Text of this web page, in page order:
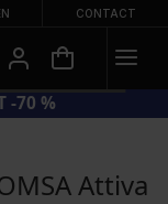
CONTACT
-70 %
Attiva